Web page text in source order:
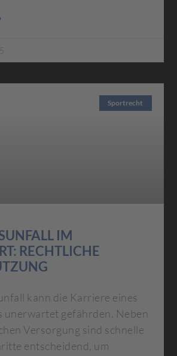
Sportrecht
IM
RECHTLICHE
kann die Karriere eines
gefährden. Neben
Versorgung sind schnelle
entscheidend, um